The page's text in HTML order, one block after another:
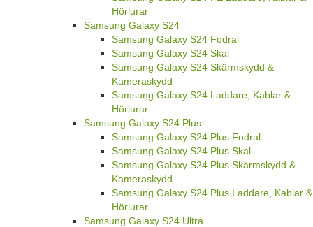
Hörlurar
Samsung Galaxy S24
Samsung Galaxy S24 Fodral
Samsung Galaxy S24 Skal
Samsung Galaxy S24 Skärmskydd &
Kameraskydd
Samsung Galaxy S24 Laddare, Kablar &
Hörlurar
Samsung Galaxy S24 Plus
Samsung Galaxy S24 Plus Fodral
Samsung Galaxy S24 Plus Skal
Samsung Galaxy S24 Plus Skärmskydd &
Kameraskydd
Samsung Galaxy S24 Plus Laddare, Kablar &
Hörlurar
Samsung Galaxy S24 Ultra